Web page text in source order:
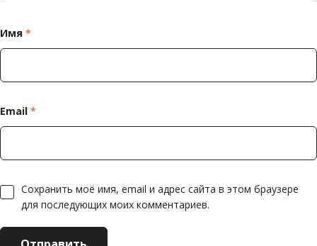
Имя *
Email *
Сохранить моё имя, email и адрес сайта в этом браузере
для последующих моих комментариев.